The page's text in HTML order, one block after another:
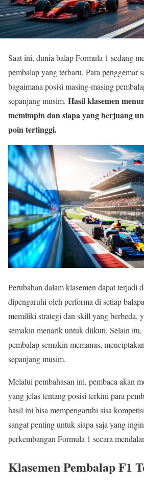
Saat ini, dunia balap Formula 1 sedang
pembalap yang terbaru. Para penggemar
bagaimana posisi masing-masing
sepanjang musim. Hasil klasemen
memimpin dan siapa yang berjuang
poin tertinggi.
Perubahan dalam klasemen dapat terjadi
dipengaruhi oleh performa di setiap
memiliki strategi dan skill yang berbeda,
semakin menarik untuk diikuti. Selain itu,
pembalap semakin memanas,
sepanjang musim.
Melalui pembahasan ini, pembaca akan
yang jelas tentang posisi terkini para
hasil ini bisa mempengaruhi sisa
sangat penting untuk siapa saja yang
perkembangan Formula 1 secara
Klasemen Pembalap F1